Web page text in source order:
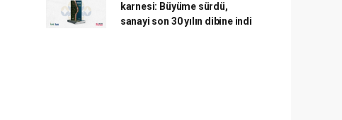
karnesi: Büyüme sürdü,
sanayi son 30 yılın dibine indi